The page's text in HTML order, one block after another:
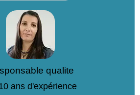
qualite
ans d'expérience